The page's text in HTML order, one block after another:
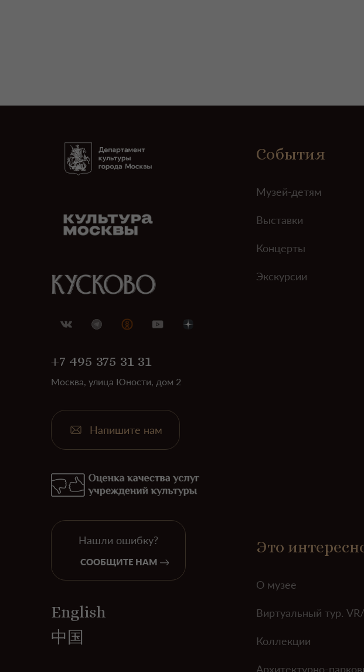
+7 495 375 31 31
Москва, улица Юности, дом 2
Напишите нам
Нашли ошибку?
СООБЩИТЕ НАМ
English
中国
События
Музей-детям
Выставки
Концерты
Экскурсии
Это
О музее
Виртуальный тур.
Коллекции
Архитектурно-